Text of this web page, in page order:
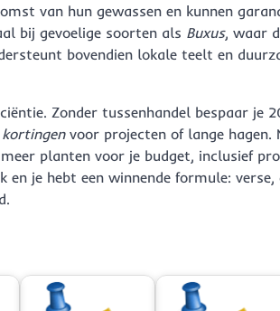
van hun gewassen en kunnen
bij gevoelige soorten als Buxus, waar
bovendien lokale teelt en
Zonder tussenhandel bespaar je
voor projecten of lange hagen.
planten voor je budget, inclusief
je hebt een winnende formule: